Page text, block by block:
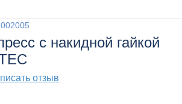
с накидной гайкой
отзыв